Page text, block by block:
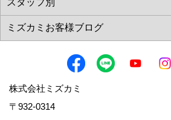
株式会社ミズカミ
〒932-0314